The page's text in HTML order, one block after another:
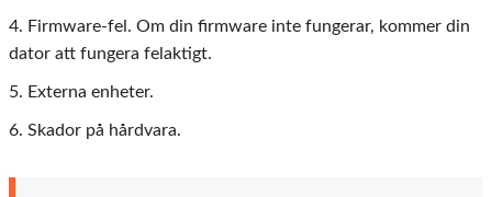
4. Firmware-fel. Om din firmware inte fungerar, kommer din
dator att fungera felaktigt.
5. Externa enheter.
6. Skador på hårdvara.